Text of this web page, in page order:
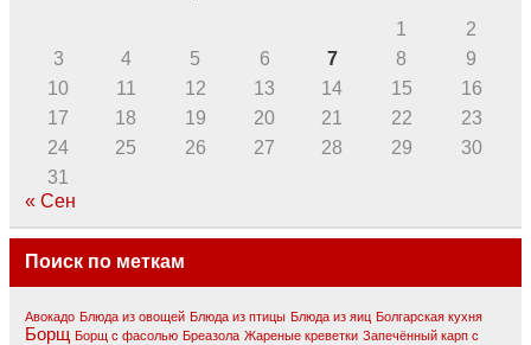
1
2
3
4 5 6 7 8
9
10
11 12 13 14 15
16
17
18 19 20 21 22
23
24
25 26 27 28 29
30
31
« Сен
Поиск по меткам
Авокадо Блюда из овощей Блюда из птицы Блюда из яиц Болгарская кухня
Борщ Борщ с фасолью Бреазола Жареные креветки Запечённый карп с